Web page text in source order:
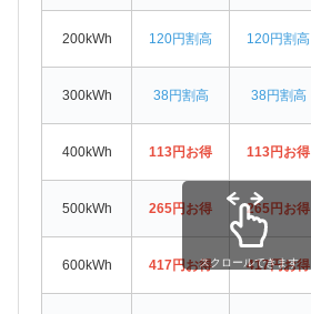
200kWh 120円割高 120円割高
300kWh 38円割高 38円割高
400kWh 113円お得 113円お得
500kWh 265円お得 265円お得
600kWh 417円お得 417円お得
スクロールできます